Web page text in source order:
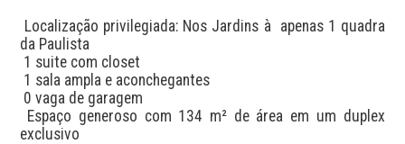
da Paulista
exclusivo